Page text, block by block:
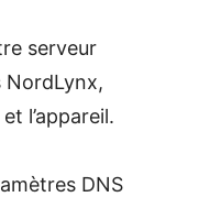
serveur
NordLynx,
l’appareil.
DNS